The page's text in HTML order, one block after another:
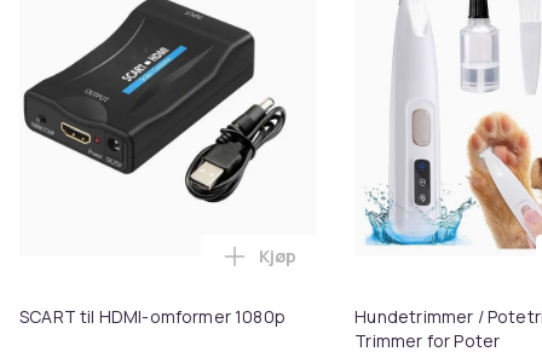
SCART til HDMI-omformer 1080p
Legg SCART til HDMI-omformer
Kjøp
Hundetrimmer /
Trimmer for Poter